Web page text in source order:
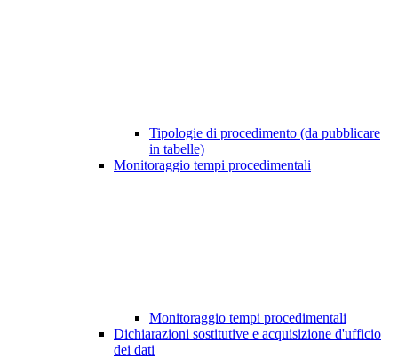
Tipologie di procedimento (da pubblicare
in tabelle)
Monitoraggio tempi procedimentali
Monitoraggio tempi procedimentali
Dichiarazioni sostitutive e acquisizione d'ufficio
dei dati